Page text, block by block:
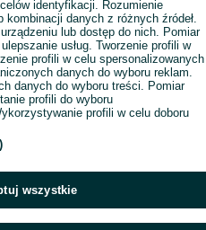
identyfikacji. Rozumienie
danych z różnych źródeł.
lub dostęp do nich. Pomiar
usług. Tworzenie profili w
profili w celu spersonalizowanych
danych do wyboru reklam.
danych do wyboru treści. Pomiar
profili do wyboru
profili w celu doboru
wszystkie